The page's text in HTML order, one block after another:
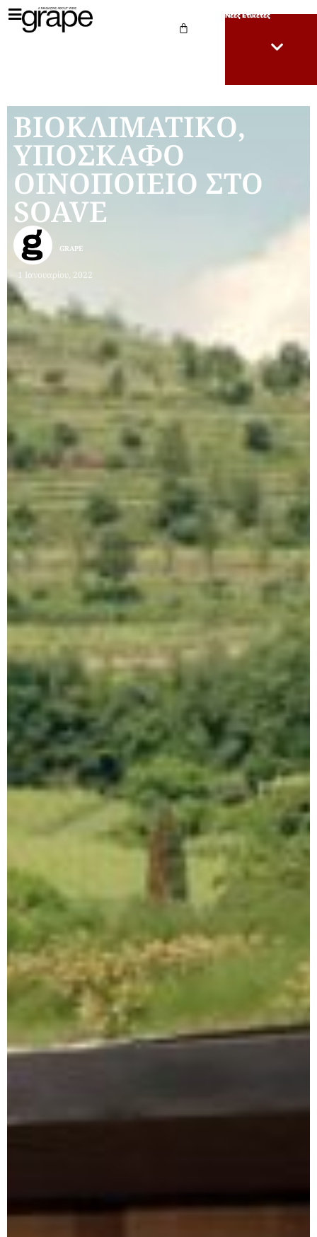
Νέες Ετικέτες
ΒΙΟΚΛΙΜΑΤΙΚΟ,
ΥΠΟΣΚΑΦΟ
ΟΙΝΟΠΟΙΕΙΟ ΣΤΟ
SOAVE
1 Ιανουαρίου, 2022
GRAPE